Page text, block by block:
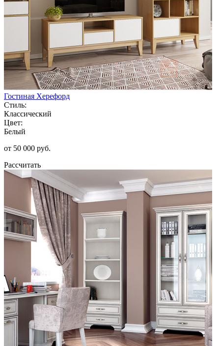
Гостиная Херефорд
Стиль:
Классический
Цвет:
Белый
от 50 000 руб.
Рассчитать